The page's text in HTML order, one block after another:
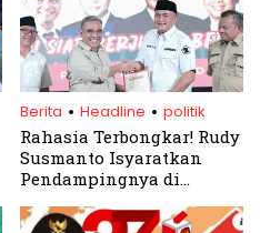
Berita . Headline . politik
Rahasia Terbongkar! Rudy
Susmanto Isyaratkan
Pendampingnya di